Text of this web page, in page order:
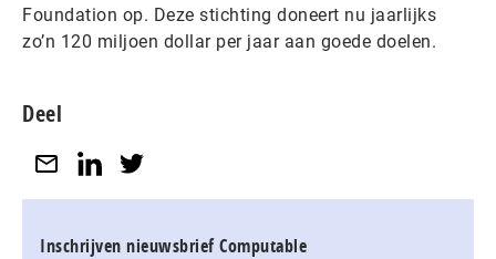
Foundation op. Deze stichting doneert nu jaarlijks
zo’n 120 miljoen dollar per jaar aan goede doelen.
Deel
Inschrijven nieuwsbrief Computable